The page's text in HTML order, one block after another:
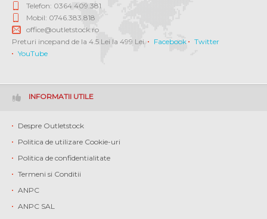
Telefon: 0364 409.381
Mobil: 0746.383.818
office@outletstock.ro
Preturi incepand de la 4.5 Lei la 499 Lei.
Facebook
Twitter
YouTube
INFORMATII UTILE
Despre Outletstock
Politica de utilizare Cookie-uri
Politica de confidentialitate
Termeni si Conditii
ANPC
ANPC SAL